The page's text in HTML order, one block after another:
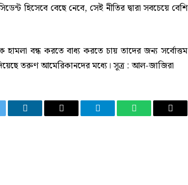
হিসেবে বেছে নেবে, সেই নীতির দ্বারা সবচেয়ে বেশি
বন্ধ করতে বাধ্য করতে চায় তাদের জন্য সর্বোত্তম
তরুণ আমেরিকানদের মধ্যে। সূত্র : আল-জাজিরা
LinkedIn Email Telegram WhatsAppCopy